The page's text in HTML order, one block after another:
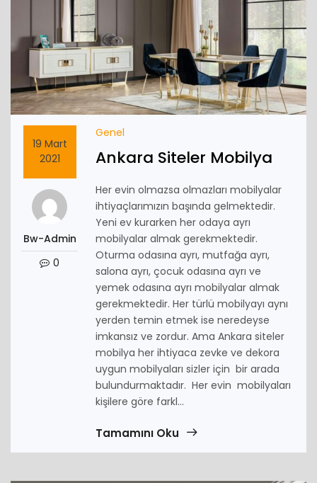
19 Mart
2021
Bw-Admin
0
Genel
Ankara Siteler Mobilya
Her evin olmazsa olmazları mobilyalar
ihtiyaçlarımızın başında gelmektedir.
Yeni ev kurarken her odaya ayrı
mobilyalar almak gerekmektedir.
Oturma odasına ayrı, mutfağa ayrı,
salona ayrı, çocuk odasına ayrı ve
yemek odasına ayrı mobilyalar almak
gerekmektedir. Her türlü mobilyayı aynı
yerden temin etmek ise neredeyse
imkansız ve zordur. Ama Ankara siteler
mobilya her ihtiyaca zevke ve dekora
uygun mobilyaları sizler için bir arada
bulundurmaktadır. Her evin mobilyaları
kişilere göre farkl...
Tamamını Oku